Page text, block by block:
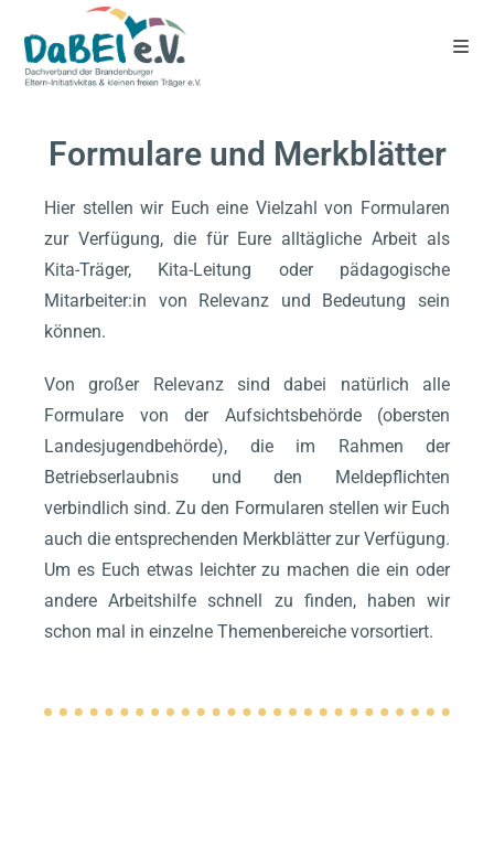
Formulare und Merkblätter
Hier stellen wir Euch eine Vielzahl von Formularen
zur Verfügung, die für Eure alltägliche Arbeit als
Kita-Träger, Kita-Leitung oder pädagogische
Mitarbeiter:in von Relevanz und Bedeutung sein
können.
Von großer Relevanz sind dabei natürlich alle
Formulare von der Aufsichtsbehörde (obersten
Landesjugendbehörde), die im Rahmen der
Betriebserlaubnis und den Meldepflichten
verbindlich sind. Zu den Formularen stellen wir Euch
auch die entsprechenden Merkblätter zur Verfügung.
Um es Euch etwas leichter zu machen die ein oder
andere Arbeitshilfe schnell zu finden, haben wir
schon mal in einzelne Themenbereiche vorsortiert.